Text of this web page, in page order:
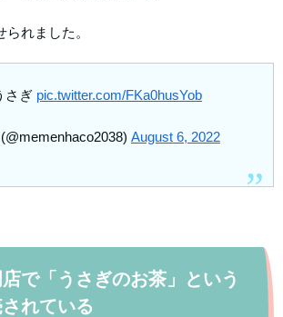
れました。
さぎ pic.twitter.com/FKa0husYob
August 6, 2022
で「うさぎのお茶」という
れている